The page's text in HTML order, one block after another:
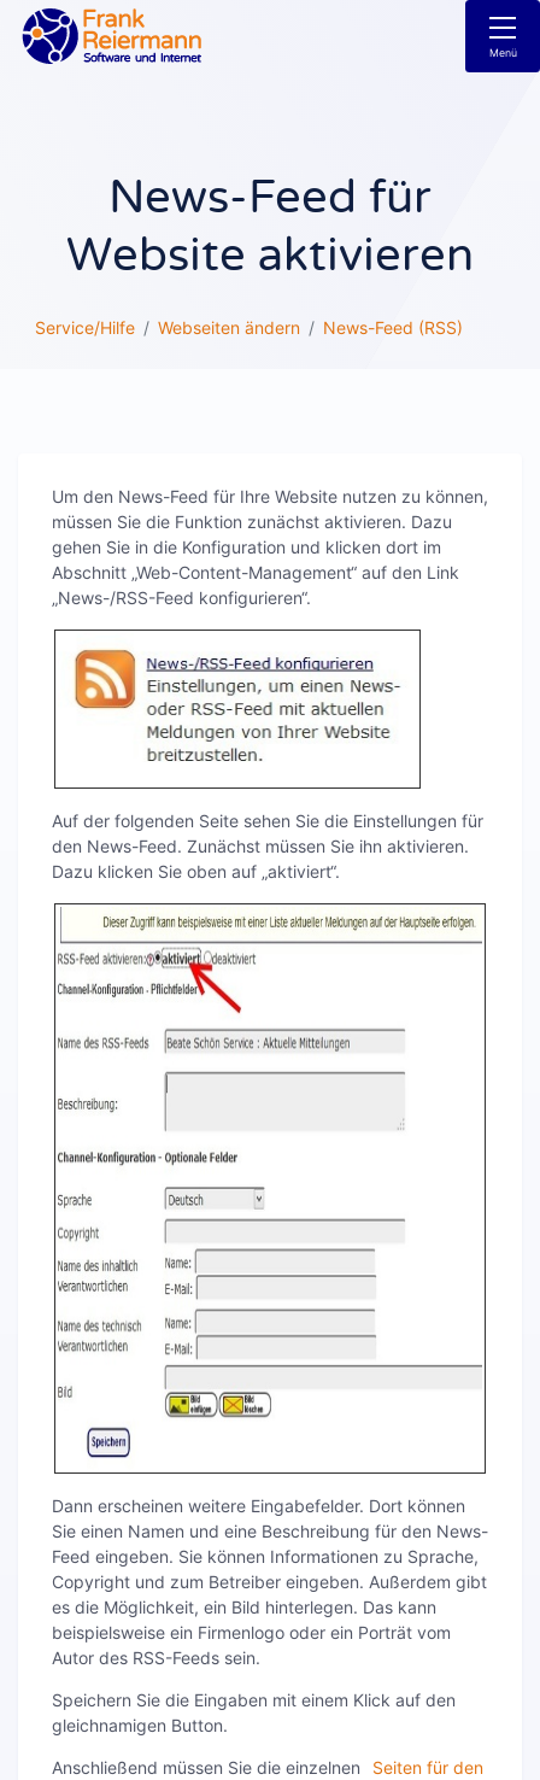
Menü
News-Feed für
Website aktivieren
Service/Hilfe Webseiten ändern News-Feed (RSS)
Um den News-Feed für Ihre Website nutzen zu können,
müssen Sie die Funktion zunächst aktivieren. Dazu
gehen Sie in die Konfiguration und klicken dort im
Abschnitt „Web-Content-Management“ auf den Link
„News-/RSS-Feed konfigurieren“.
Auf der folgenden Seite sehen Sie die Einstellungen für
den News-Feed. Zunächst müssen Sie ihn aktivieren.
Dazu klicken Sie oben auf „aktiviert“.
Dann erscheinen weitere Eingabefelder. Dort können
Sie einen Namen und eine Beschreibung für den News-
Feed eingeben. Sie können Informationen zu Sprache,
Copyright und zum Betreiber eingeben. Außerdem gibt
es die Möglichkeit, ein Bild hinterlegen. Das kann
beispielsweise ein Firmenlogo oder ein Porträt vom
Autor des RSS-Feeds sein.
Speichern Sie die Eingaben mit einem Klick auf den
gleichnamigen Button.
Anschließend müssen Sie die einzelnen
Seiten für den